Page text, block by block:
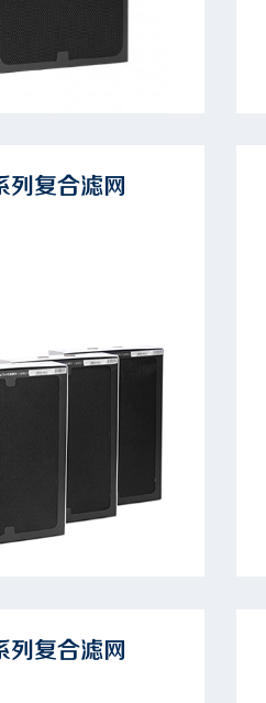
复合滤网
复合滤网